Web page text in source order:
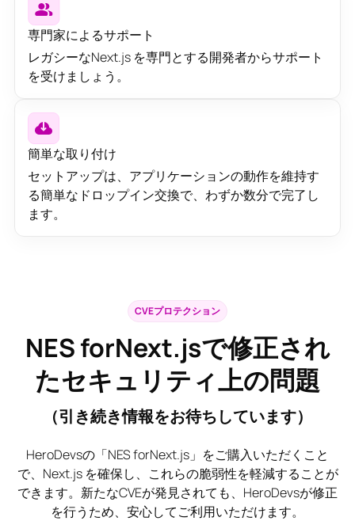
専門家によるサポート
レガシーなNext.js を専門とする開発者からサポート
を受けましょう。
簡単な取り付け
セットアップは、アプリケーションの動作を維持す
る簡単なドロップイン交換で、わずか数分で完了し
ます。
CVEプロテクション
NES forNext.jsで修正され
たセキュリティ上の問題
（引き続き情報をお待ちしています）
HeroDevsの「NES forNext.js」をご購入いただくこと
で、Next.js を確保し、これらの脆弱性を軽減することが
できます。新たなCVEが発見されても、HeroDevsが修正
を行うため、安心してご利用いただけます。